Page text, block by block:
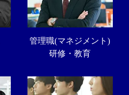
管理職(マネジメント)
研修・教育